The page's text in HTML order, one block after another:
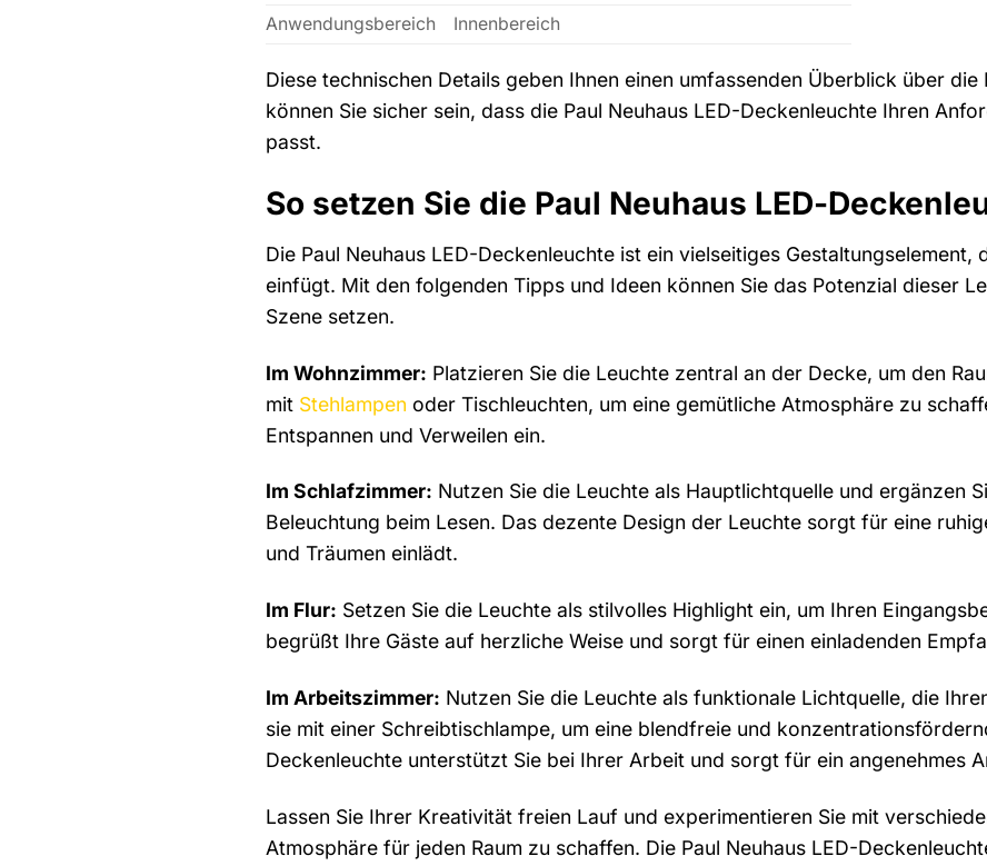
Anwendungsbereich
Innenbereich
Diese technischen Details geben Ihnen einen umfassenden Überblick über
können Sie sicher sein, dass die Paul Neuhaus LED-Deckenleuchte Ihren
passt.
So setzen Sie die Paul Neuhaus LED-
Die Paul Neuhaus LED-Deckenleuchte ist ein vielseitiges
einfügt. Mit den folgenden Tipps und Ideen können Sie das Potenzial dieser
Szene setzen.
Im Wohnzimmer: Platzieren Sie die Leuchte zentral an der Decke, um den
mit Stehlampen oder Tischleuchten, um eine gemütliche Atmosphäre zu
Entspannen und Verweilen ein.
Im Schlafzimmer: Nutzen Sie die Leuchte als Hauptlichtquelle und ergänzen
Beleuchtung beim Lesen. Das dezente Design der Leuchte sorgt für eine
und Träumen einlädt.
Im Flur: Setzen Sie die Leuchte als stilvolles Highlight ein, um Ihren
begrüßt Ihre Gäste auf herzliche Weise und sorgt für einen einladenden
Im Arbeitszimmer: Nutzen Sie die Leuchte als funktionale Lichtquelle, die
sie mit einer Schreibtischlampe, um eine blendfreie und
Deckenleuchte unterstützt Sie bei Ihrer Arbeit und sorgt für ein angenehmes
Lassen Sie Ihrer Kreativität freien Lauf und experimentieren Sie mit
Atmosphäre für jeden Raum zu schaffen. Die Paul Neuhaus LED-